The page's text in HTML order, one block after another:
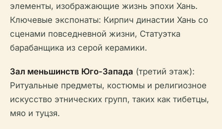
элементы, изображающие жизнь эпохи Хань.
Ключевые экспонаты: Кирпич династии Хань со
сценами повседневной жизни, Статуэтка
барабанщика из серой керамики.
Зал меньшинств Юго-Запада (третий этаж):
Ритуальные предметы, костюмы и религиозное
искусство этнических групп, таких как тибетцы,
мяо и туцзя.